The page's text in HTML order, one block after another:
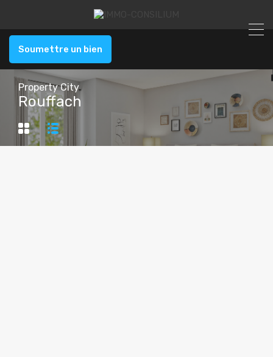
Soumettre un bien
Property City
Rouffach